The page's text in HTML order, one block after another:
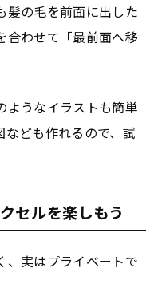
髪の毛を前面に出した
合わせて「最前面へ移
ようなイラストも簡単
なども作れるので、試
セルを楽しもう
、実はプライベートで